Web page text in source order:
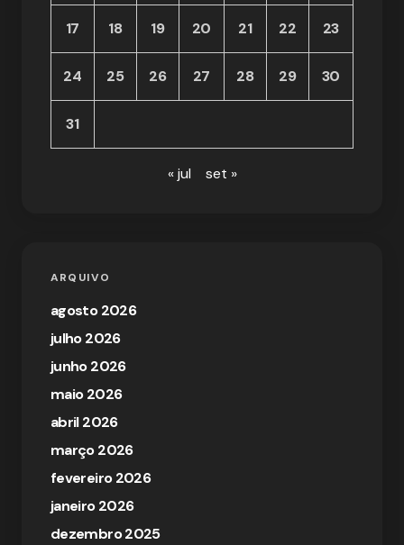
17 18 19 20 21 22 23
24 25 26 27 28 29 30
31
« jul set »
ARQUIVO
agosto 2026
julho 2026
junho 2026
maio 2026
abril 2026
março 2026
fevereiro 2026
janeiro 2026
dezembro 2025